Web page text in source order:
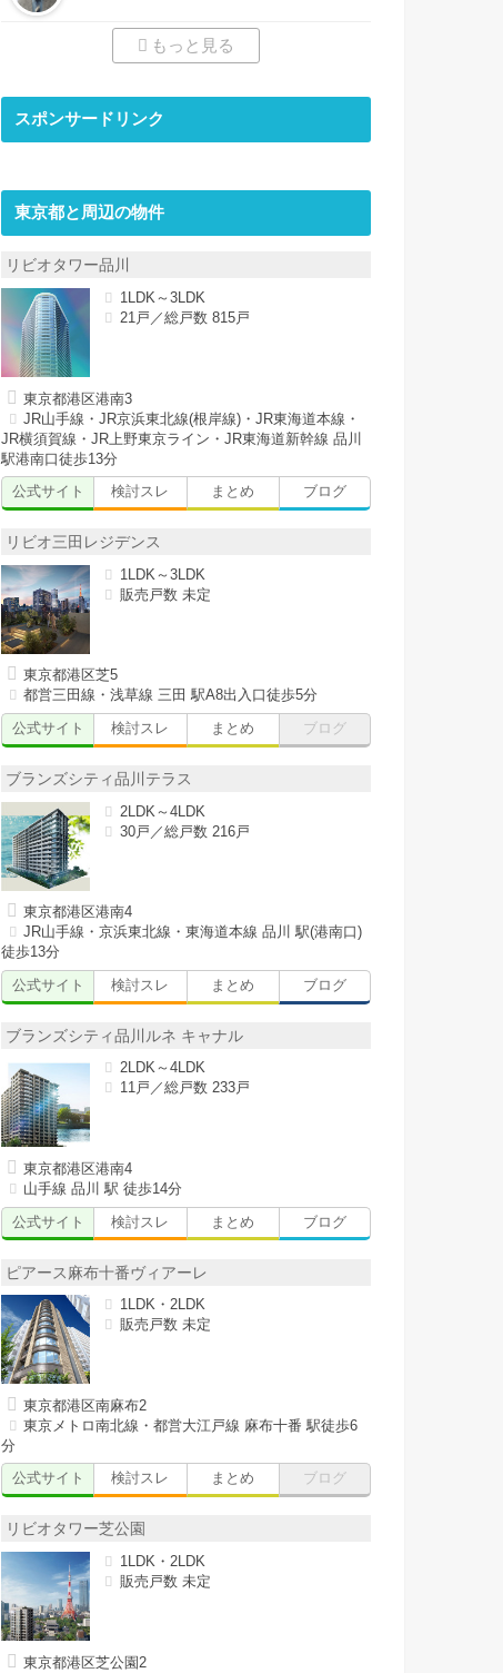
もっと見る
スポンサードリンク
東京都と周辺の物件
リビオタワー品川
1LDK～3LDK
21戸／総戸数 815戸
東京都港区港南3
JR山手線・JR京浜東北線(根岸線)・JR東海道本線・
JR横須賀線・JR上野東京ライン・JR東海道新幹線 品川
駅港南口徒歩13分
公式サイト
検討スレ まとめ ブログ
リビオ三田レジデンス
1LDK～3LDK
販売戸数 未定
東京都港区芝5
都営三田線・浅草線 三田 駅A8出入口徒歩5分
公式サイト
検討スレ まとめ ブログ
ブランズシティ品川テラス
2LDK～4LDK
30戸／総戸数 216戸
東京都港区港南4
JR山手線・京浜東北線・東海道本線 品川 駅(港南口)
徒歩13分
公式サイト
検討スレ まとめ ブログ
ブランズシティ品川ルネ キャナル
2LDK～4LDK
11戸／総戸数 233戸
東京都港区港南4
山手線 品川 駅 徒歩14分
公式サイト
検討スレ まとめ ブログ
ピアース麻布十番ヴィアーレ
1LDK・2LDK
販売戸数 未定
東京都港区南麻布2
東京メトロ南北線・都営大江戸線 麻布十番 駅徒歩6
分
公式サイト
検討スレ まとめ ブログ
リビオタワー芝公園
1LDK・2LDK
販売戸数 未定
東京都港区芝公園2